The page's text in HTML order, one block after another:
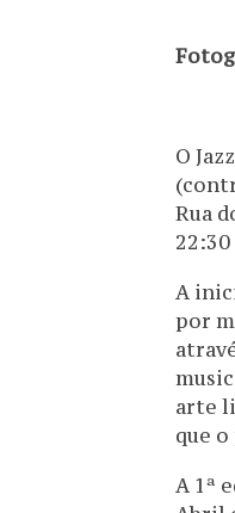
O
Rua
A
por
arte
que
A 1ª